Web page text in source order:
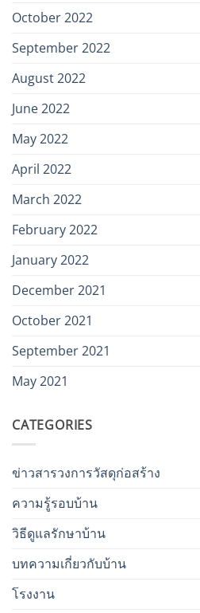
October 2022
September 2022
August 2022
June 2022
May 2022
April 2022
March 2022
February 2022
January 2022
December 2021
October 2021
September 2021
May 2021
CATEGORIES
ข่าวสารวงการวัสดุก่อสร้าง
ความรู้รอบบ้าน
วิธีดูแลรักษาบ้าน
บทความเกี่ยวกับบ้าน
โรงงาน